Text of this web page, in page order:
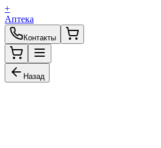
+
Аптека
Контакты
Назад